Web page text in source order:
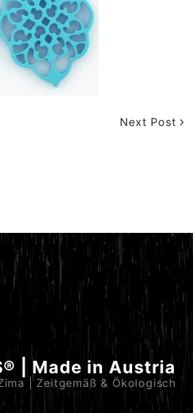
Next Post
| Made in Austria
| Zeitgemäß & Ökologisch